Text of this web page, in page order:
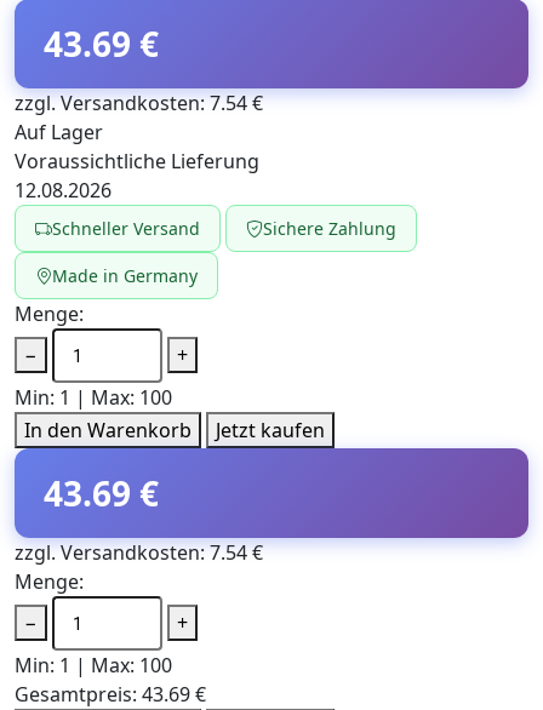
43.69 €
zzgl. Versandkosten: 7.54 €
Auf Lager
Voraussichtliche Lieferung
12.08.2026
Schneller Versand Sichere Zahlung
Made in Germany
Menge:
−
+
Min: 1 | Max: 100
In den Warenkorb
Jetzt kaufen
43.69 €
zzgl. Versandkosten: 7.54 €
Menge:
−
+
Min: 1 | Max: 100
Gesamtpreis: 43.69 €